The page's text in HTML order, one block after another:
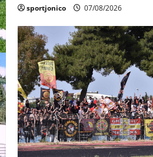
sportjonico 07/08/2026